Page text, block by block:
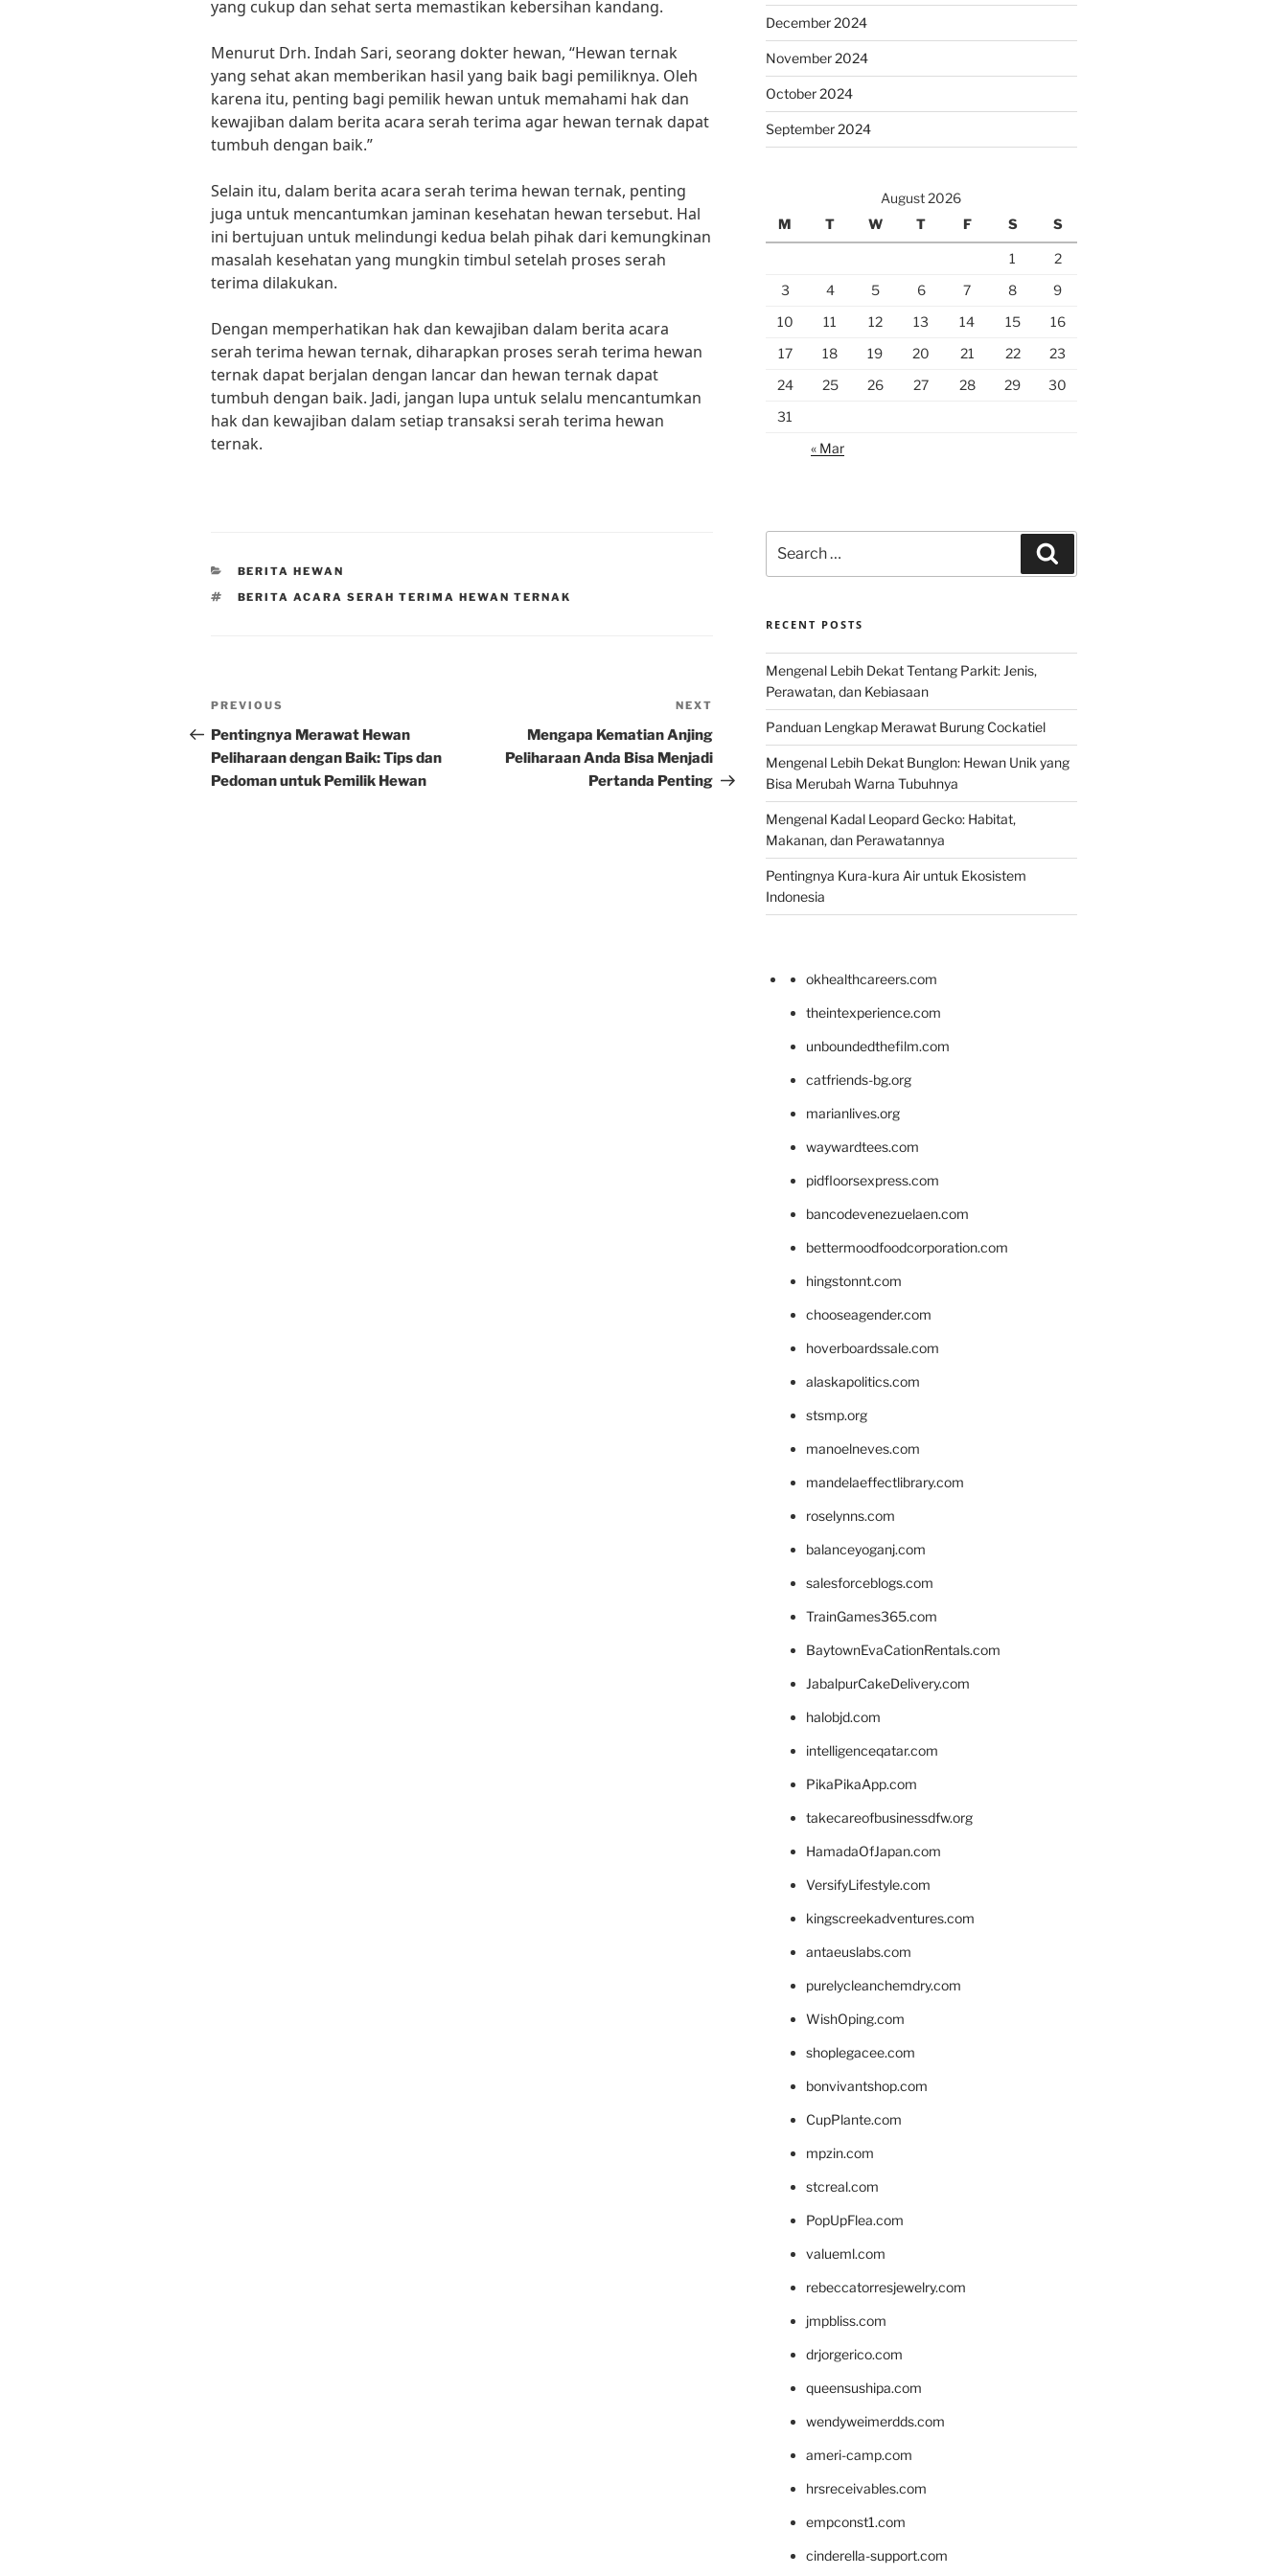
yang cukup dan sehat serta memastikan kebersihan kandang.
Menurut Drh. Indah Sari, seorang dokter hewan, “Hewan ternak
yang sehat akan memberikan hasil yang baik bagi pemiliknya. Oleh
karena itu, penting bagi pemilik hewan untuk memahami hak dan
kewajiban dalam berita acara serah terima agar hewan ternak dapat
tumbuh dengan baik.”
Selain itu, dalam berita acara serah terima hewan ternak, penting
juga untuk mencantumkan jaminan kesehatan hewan tersebut. Hal
ini bertujuan untuk melindungi kedua belah pihak dari kemungkinan
masalah kesehatan yang mungkin timbul setelah proses serah
terima dilakukan.
Dengan memperhatikan hak dan kewajiban dalam berita acara
serah terima hewan ternak, diharapkan proses serah terima hewan
ternak dapat berjalan dengan lancar dan hewan ternak dapat
tumbuh dengan baik. Jadi, jangan lupa untuk selalu mencantumkan
hak dan kewajiban dalam setiap transaksi serah terima hewan
ternak.
CATEGORIES
BERITA HEWAN
TAGS
BERITA ACARA SERAH TERIMA HEWAN TERNAK
Post
navigation
Previous
Post
PREVIOUS
Pentingnya Merawat Hewan
Peliharaan dengan Baik: Tips dan
Pedoman untuk Pemilik Hewan
Post
NEXT
Mengapa Kematian Anjing
Peliharaan Anda Bisa Menjadi
Pertanda Penting
December 2024
November 2024
October 2024
September 2024
August 2026
M
T W T F S S
1
2
3
4 5 6 7 8
9
10
11 12 13 14 15
16
17
18 19 20 21 22
23
24
25 26 27 28 29
30
31
« Mar
for:
RECENT POSTS
Mengenal Lebih Dekat Tentang Parkit: Jenis,
Perawatan, dan Kebiasaan
Panduan Lengkap Merawat Burung Cockatiel
Mengenal Lebih Dekat Bunglon: Hewan Unik yang
Bisa Merubah Warna Tubuhnya
Mengenal Kadal Leopard Gecko: Habitat,
Makanan, dan Perawatannya
Pentingnya Kura-kura Air untuk Ekosistem
Indonesia
okhealthcareers.com
theintexperience.com
unboundedthefilm.com
catfriends-bg.org
marianlives.org
waywardtees.com
pidfloorsexpress.com
bancodevenezuelaen.com
bettermoodfoodcorporation.com
hingstonnt.com
chooseagender.com
hoverboardssale.com
alaskapolitics.com
stsmp.org
manoelneves.com
mandelaeffectlibrary.com
roselynns.com
balanceyoganj.com
salesforceblogs.com
TrainGames365.com
BaytownEvaCationRentals.com
JabalpurCakeDelivery.com
halobjd.com
intelligenceqatar.com
PikaPikaApp.com
takecareofbusinessdfw.org
HamadaOfJapan.com
VersifyLifestyle.com
kingscreekadventures.com
antaeuslabs.com
purelycleanchemdry.com
WishOping.com
shoplegacee.com
bonvivantshop.com
CupPlante.com
mpzin.com
stcreal.com
PopUpFlea.com
valueml.com
rebeccatorresjewelry.com
jmpbliss.com
drjorgerico.com
queensushipa.com
wendyweimerdds.com
ameri-camp.com
hrsreceivables.com
empconst1.com
cinderella-support.com